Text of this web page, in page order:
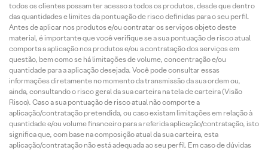
todos os clientes possam ter acesso a todos os produtos, desde que dentro
das quantidades e limites da pontuação de risco definidas para o seu perfil.
Antes de aplicar nos produtos e/ou contratar os serviços objeto deste
material, é importante que você verifique se a sua pontuação de risco atual
comporta a aplicação nos produtos e/ou a contratação dos serviços em
questão, bem como se há limitações de volume, concentração e/ou
quantidade para a aplicação desejada. Você pode consultar essas
informações diretamente no momento da transmissão da sua ordem ou,
ainda, consultando o risco geral da sua carteira na tela de carteira (Visão
Risco). Caso a sua pontuação de risco atual não comporte a
aplicação/contratação pretendida, ou caso existam limitações em relação à
quantidade e/ou volume financeiro para a referida aplicação/contratação, isto
significa que, com base na composição atual da sua carteira, esta
aplicação/contratação não está adequada ao seu perfil. Em caso de dúvidas